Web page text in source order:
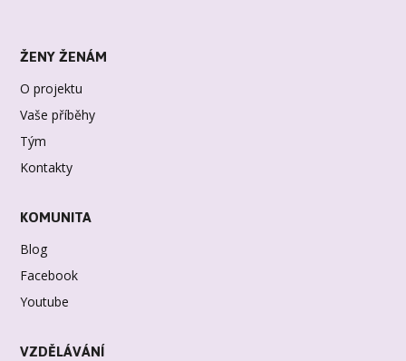
ŽENY ŽENÁM
O projektu
Vaše příběhy
Tým
Kontakty
KOMUNITA
Blog
Facebook
Youtube
VZDĚLÁVÁNÍ